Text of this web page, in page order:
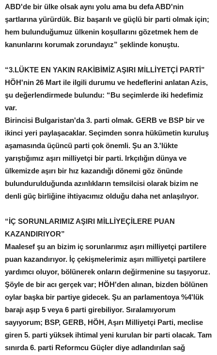
ABD'de bir ülke olsak aynı yolu ama bu defa ABD'nin
şartlarına yürürdük. Biz başarılı ve güçlü bir parti olmak için;
hem bulunduğumuz ülkenin koşullarını gözetmek hem de
kanunlarını korumak zorundayız” şeklinde konuştu.
“3.LÜKTE EN YAKIN RAKİBİMİZ AŞIRI MİLLİYETÇİ PARTİ”
HÖH'nin 26 Mart ile ilgili durumu ve hedeflerini anlatan Azis,
şu değerlendirmede bulundu: “Bu seçimlerde iki hedefimiz
var.
Birincisi Bulgaristan'da 3. parti olmak. GERB ve BSP bir ve
ikinci yeri paylaşacaklar. Seçimden sonra hükümetin kuruluş
aşamasında üçüncü parti çok önemli. Şu an 3.'lükte
yarıştığımız aşırı milliyetçi bir parti. Irkçılığın dünya ve
ülkemizde aşırı bir hız kazandığı dönemi göz önünde
bulundurulduğunda azınlıkların temsilcisi olarak bizim ne
denli güç birliğine ihtiyacımız olduğu daha net anlaşılıyor.
“İÇ SORUNLARIMIZ AŞIRI MİLLİYEÇİLERE PUAN
KAZANDIRIYOR”
Maalesef şu an bizim iç sorunlarımız aşırı milliyetçi partilere
puan kazandırıyor. İç çekişmelerimiz aşırı milliyetçi partilere
yardımcı oluyor, bölünerek onların değirmenine su taşıyoruz.
Şöyle de bir acı gerçek var; HÖH'den alınan, bizden bölünen
oylar başka bir partiye gidecek. Şu an parlamentoya %4'lük
barajı aşıp 5 veya 6 parti girebiliyor. Sıralamıyorum
sayıyorum; BSP, GERB, HÖH, Aşırı Milliyetçi Parti, meclise
giren 5. parti yüksek ihtimal yeni kurulan bir parti olacak. Tam
sınırda 6. parti Reformcu Güçler diye adlandırılan sağ